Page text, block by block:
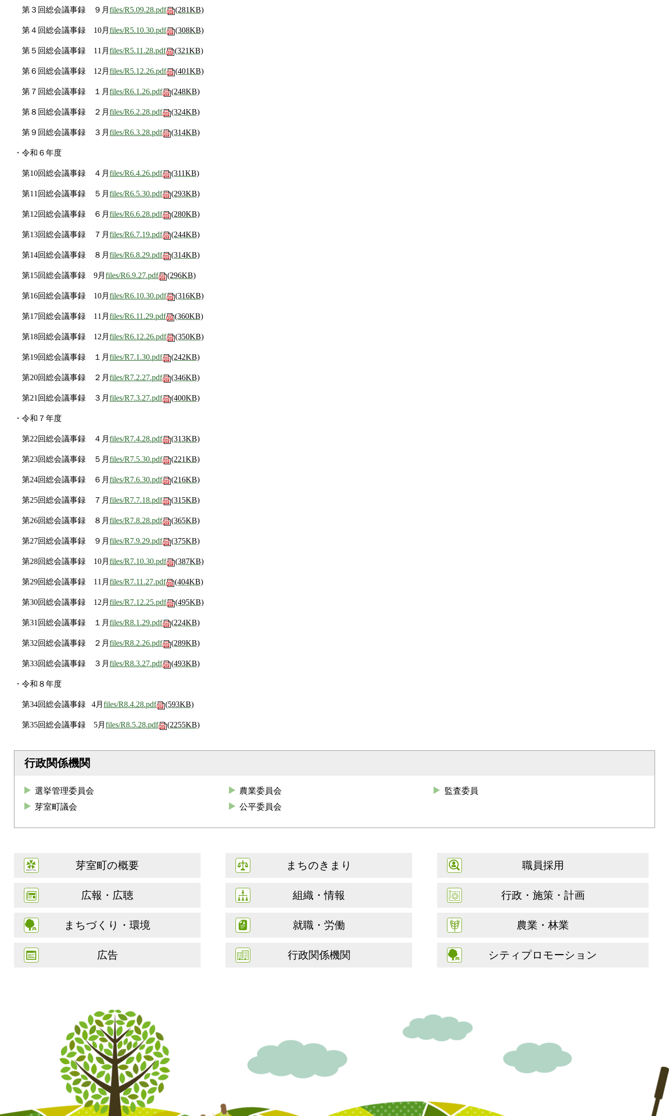
第３回総会議事録 ９月 files/R5.09.28.pdf (281KB)
第４回総会議事録 10月 files/R5.10.30.pdf (308KB)
第５回総会議事録 11月 files/R5.11.28.pdf (321KB)
第６回総会議事録 12月 files/R5.12.26.pdf (401KB)
第７回総会議事録 １月 files/R6.1.26.pdf (248KB)
第８回総会議事録 ２月 files/R6.2.28.pdf (324KB)
第９回総会議事録 ３月 files/R6.3.28.pdf (314KB)
・令和６年度
第10回総会議事録 ４月 files/R6.4.26.pdf (311KB)
第11回総会議事録 ５月 files/R6.5.30.pdf (293KB)
第12回総会議事録 ６月 files/R6.6.28.pdf (280KB)
第13回総会議事録 ７月 files/R6.7.19.pdf (244KB)
第14回総会議事録 ８月 files/R6.8.29.pdf (314KB)
第15回総会議事録 9月 files/R6.9.27.pdf (296KB)
第16回総会議事録 10月 files/R6.10.30.pdf (316KB)
第17回総会議事録 11月 files/R6.11.29.pdf (360KB)
第18回総会議事録 12月 files/R6.12.26.pdf (350KB)
第19回総会議事録 １月 files/R7.1.30.pdf (242KB)
第20回総会議事録 ２月 files/R7.2.27.pdf (346KB)
第21回総会議事録 ３月 files/R7.3.27.pdf (400KB)
・令和７年度
第22回総会議事録 ４月 files/R7.4.28.pdf (313KB)
第23回総会議事録 ５月 files/R7.5.30.pdf (221KB)
第24回総会議事録 ６月 files/R7.6.30.pdf (216KB)
第25回総会議事録 ７月 files/R7.7.18.pdf (315KB)
第26回総会議事録 ８月 files/R7.8.28.pdf (365KB)
第27回総会議事録 ９月 files/R7.9.29.pdf (375KB)
第28回総会議事録 10月 files/R7.10.30.pdf (387KB)
第29回総会議事録 11月 files/R7.11.27.pdf (404KB)
第30回総会議事録 12月 files/R7.12.25.pdf (495KB)
第31回総会議事録 １月 files/R8.1.29.pdf (224KB)
第32回総会議事録 ２月 files/R8.2.26.pdf (289KB)
第33回総会議事録 ３月 files/R8.3.27.pdf (493KB)
・令和８年度
第34回総会議事録 4月 files/R8.4.28.pdf (593KB)
第35回総会議事録 5月 files/R8.5.28.pdf (2255KB)
行政関係機関
選挙管理委員会 農業委員会
監査委員
芽室町議会
公平委員会
芽室町の概要 まちのきまり 職員採用
広報・広聴 組織・情報 行政・施策・計画
まちづくり・環境 就職・労働 農業・林業
広告 行政関係機関 シティプロモーション